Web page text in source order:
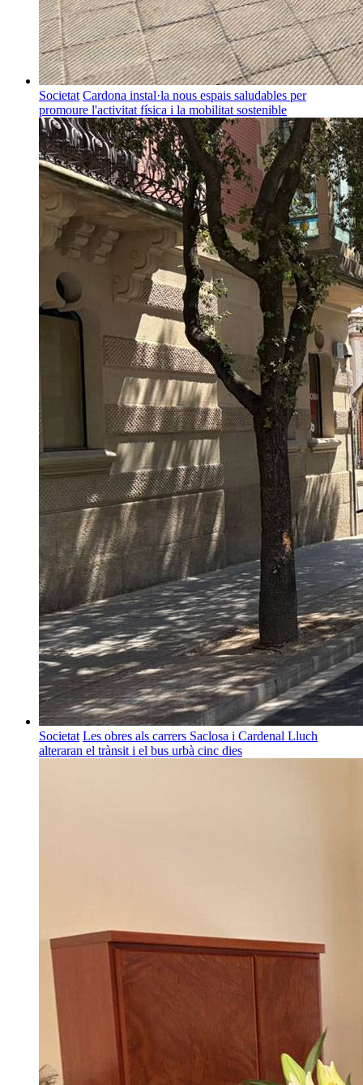
Societat Cardona instal·la nous espais saludables per
promoure l'activitat física i la mobilitat sostenible
Societat Les obres als carrers Saclosa i Cardenal Lluch
alteraran el trànsit i el bus urbà cinc dies